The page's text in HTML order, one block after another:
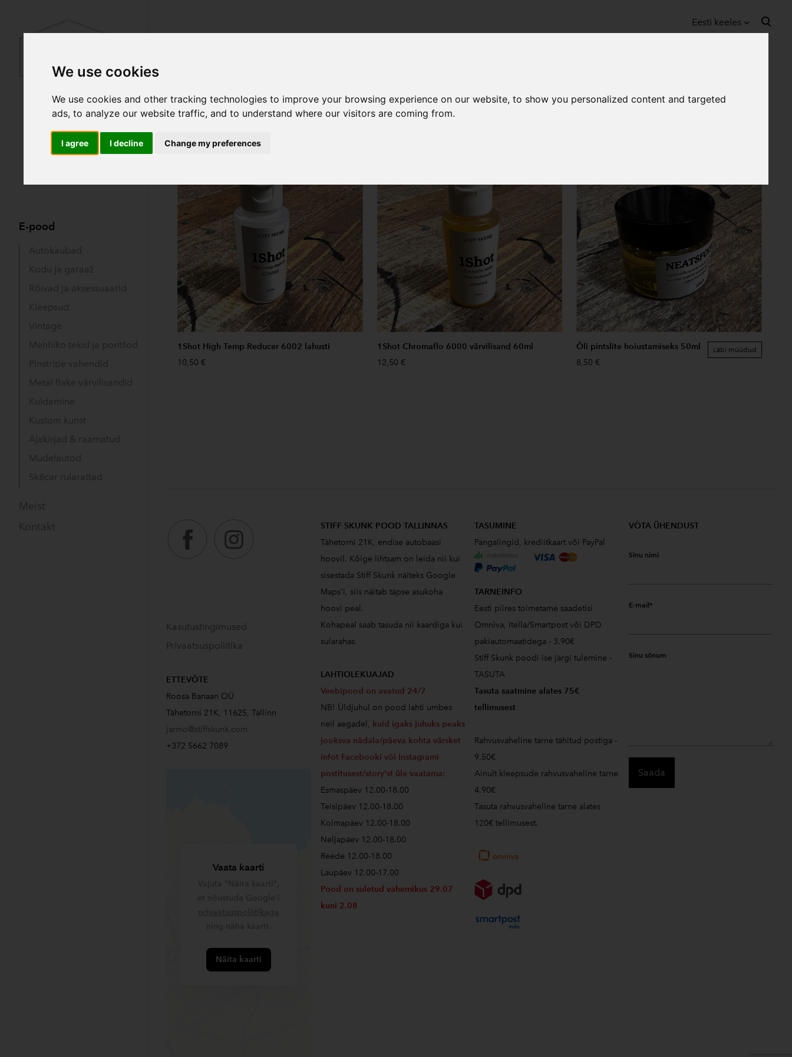
We use cookies
We use cookies and other tracking technologies to improve your browsing experience on our website, to show you personalized content and targeted
ads, to analyze our website traffic, and to understand where our visitors are coming from.
I agree I decline Change my preferences
Eesti keeles
E-pood
Autokaubad
Kodu ja garaaž
Rõivad ja aksessuaarid
Kleepsud
Vintage
Mehhiko tekid ja pontšod
Pinstripe vahendid
Metal flake värvilisandid
Kuldamine
Kustom kunst
Ajakirjad & raamatud
Mudelautod
Sk8car rularattad
Meist
Kontakt
Sorteeri:
1Shot High Temp Reducer 6002 lahusti
10,50 €
1Shot Chromaflo 6000 värvilisand 60ml
12,50 €
Õli pintslite hoiustamiseks 50ml
8,50 €
Läbi müüdud
Kasutustingimused
Privaatsuspoliitika
ETTEVÕTE
Roosa Banaan OÜ
Tähetorni 21K, 11625, Tallinn
jarmo@stiffskunk.com
+372 5662 7089
Vaata kaarti
Näita kaarti
STIFF SKUNK POOD TALLINNAS
Tähetorni 21K, endise autobaasi
hoovil. Kõige lihtsam on leida nii kui
sisestada Stiff Skunk näiteks Google
Maps'i, siis näitab täpse asukoha
hoovi peal.
Kohapeal saab tasuda nii kaardiga kui
sularahas.
LAHTIOLEKUAJAD
Veebipood on avatud 24/7
NB! Üldjuhul on pood lahti umbes
neil aegadel, kuid igaks juhuks peaks
jooksva nädala/päeva kohta värsket
infot Facebooki või Instagrami
postitusest/story'st üle vaatama:
Esmaspäev 12.00-18.00
Teisipäev 12.00-18.00
Kolmapäev 12.00-18.00
Neljapäev 12.00-18.00
Reede 12.00-18.00
Laupäev 12.00-17.00
Pood on suletud vahemikus 29.07
kuni 2.08
TASUMINE
Pangalingid, krediitkaart või PayPal
TARNEINFO
Eesti piires toimetame saadetisi
Omniva, Itella/Smartpost või DPD
pakiautomaatidega - 3.90€
Stiff Skunk poodi ise järgi tulemine -
TASUTA
Tasuta saatmine alates 75€
tellimusest
Rahvusvaheline tarne tähitud postiga -
9.50€
Ainult kleepsude rahvusvaheline tarne
4.90€
Tasuta rahvusvaheline tarne alates
120€ tellimusest.
VÕTA ÜHENDUST
Sinu nimi
E-mail
Sinu sõnum